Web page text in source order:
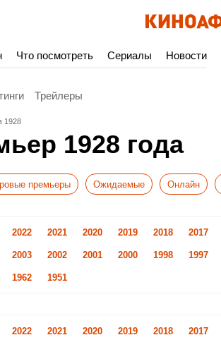
Что посмотреть Сериалы Новости
Трейлеры
1928
1928 года
премьеры Ожидаемые Онлайн
2022 2021 2020 2019 2018 2017
2003 2002 2001 2000 1998 1997
1962 1951
2022 2021 2020 2019 2018 2017